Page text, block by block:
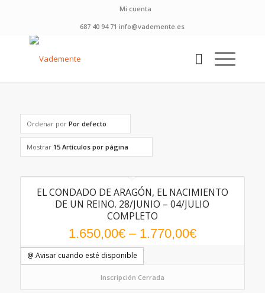
Mi cuenta
687 40 94 71 info@vademente.es
Ordenar por Por defecto
Mostrar 15 Artículos por página
EL CONDADO DE ARAGÓN, EL NACIMIENTO
DE UN REINO. 28/JUNIO – 04/JULIO
COMPLETO
1.650,00€– 1.770,00€
@ Avisar cuando esté disponible
Inscripción Cerrada